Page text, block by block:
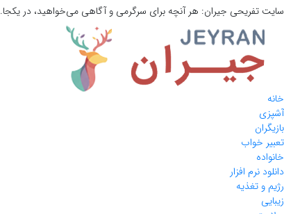
سایت تفریحی جیران: هر آنچه برای سرگرمی و آگاهی می‌خواهید، در یکجا.
خانه
آشپزی
بازیگران
تعبیر خواب
خانواده
دانلود نرم افزار
رژیم و تغذیه
زیبایی